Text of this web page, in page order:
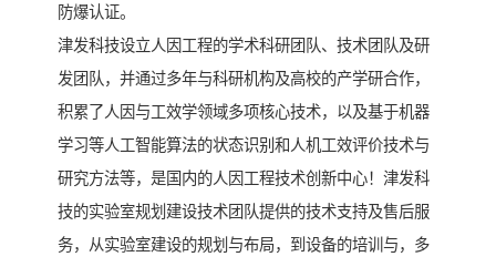
防爆认证。
津发科技设立人因工程的学术科研团队、技术团队及研
发团队，并通过多年与科研机构及高校的产学研合作，
积累了人因与工效学领域多项核心技术，以及基于机器
学习等人工智能算法的状态识别和人机工效评价技术与
研究方法等，是国内的人因工程技术创新中心！津发科
技的实验室规划建设技术团队提供的技术支持及售后服
务，从实验室建设的规划与布局，到设备的培训与，多